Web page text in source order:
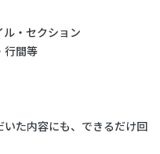
・セクション
行間等
た内容にも、できるだけ回